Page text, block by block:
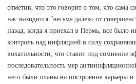
отметив, что это говорит о том, что сама
нас находится "весьма далеко от
назад, когда я приехал в Пермь, все было
контроль над инфляцией в силу
волатильности, что ставит под сомнение
последовательность мер
него были планы на построение карьеры и